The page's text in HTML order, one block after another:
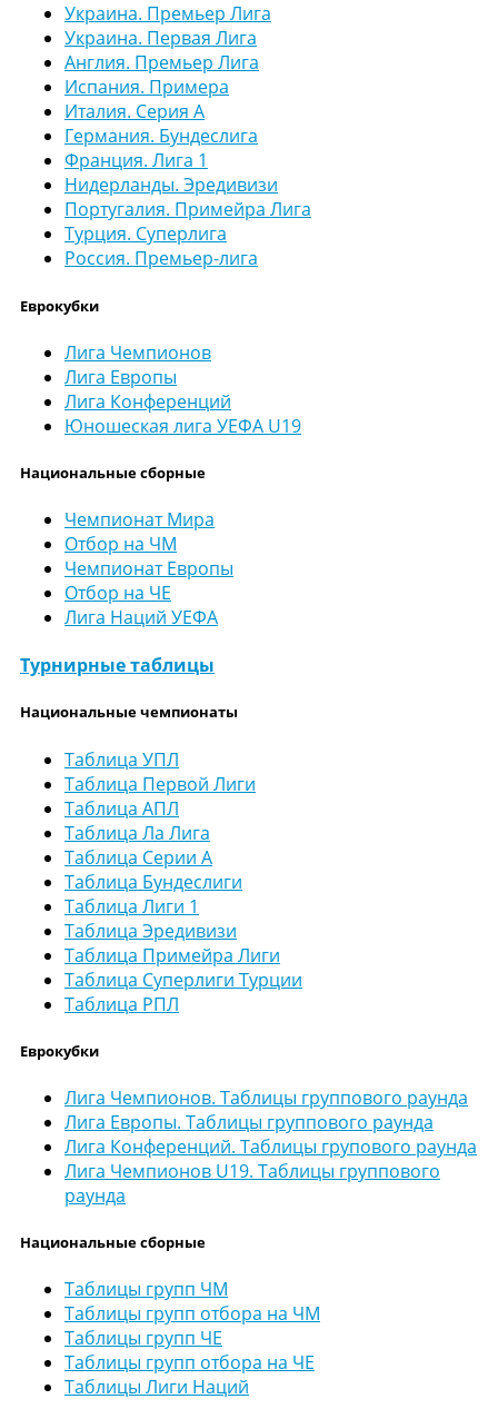
Украина. Премьер Лига
Украина. Первая Лига
Англия. Премьер Лига
Испания. Примера
Италия. Серия А
Германия. Бундеслига
Франция. Лига 1
Нидерланды. Эредивизи
Португалия. Примейра Лига
Турция. Суперлига
Россия. Премьер-лига
Еврокубки
Лига Чемпионов
Лига Европы
Лига Конференций
Юношеская лига УЕФА U19
Национальные сборные
Чемпионат Мира
Отбор на ЧМ
Чемпионат Европы
Отбор на ЧЕ
Лига Наций УЕФА
Турнирные таблицы
Национальные чемпионаты
Таблица УПЛ
Таблица Первой Лиги
Таблица АПЛ
Таблица Ла Лига
Таблица Серии А
Таблица Бундеслиги
Таблица Лиги 1
Таблица Эредивизи
Таблица Примейра Лиги
Таблица Суперлиги Турции
Таблица РПЛ
Еврокубки
Лига Чемпионов. Таблицы группового раунда
Лига Европы. Таблицы группового раунда
Лига Конференций. Таблицы групового раунда
Лига Чемпионов U19. Таблицы группового
раунда
Национальные сборные
Таблицы групп ЧМ
Таблицы групп отбора на ЧМ
Таблицы групп ЧЕ
Таблицы групп отбора на ЧЕ
Таблицы Лиги Наций